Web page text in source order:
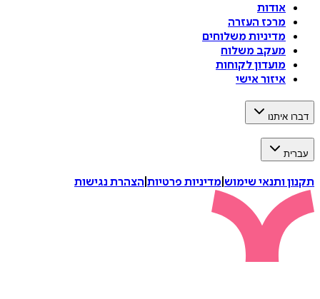
אודות
מרכז העזרה
מדיניות משלוחים
מעקב משלוח
מועדון לקוחות
איזור אישי
דברו איתנו
עברית
תקנון ותנאי שימוש מדיניות פרטיות הצהרת נגישות